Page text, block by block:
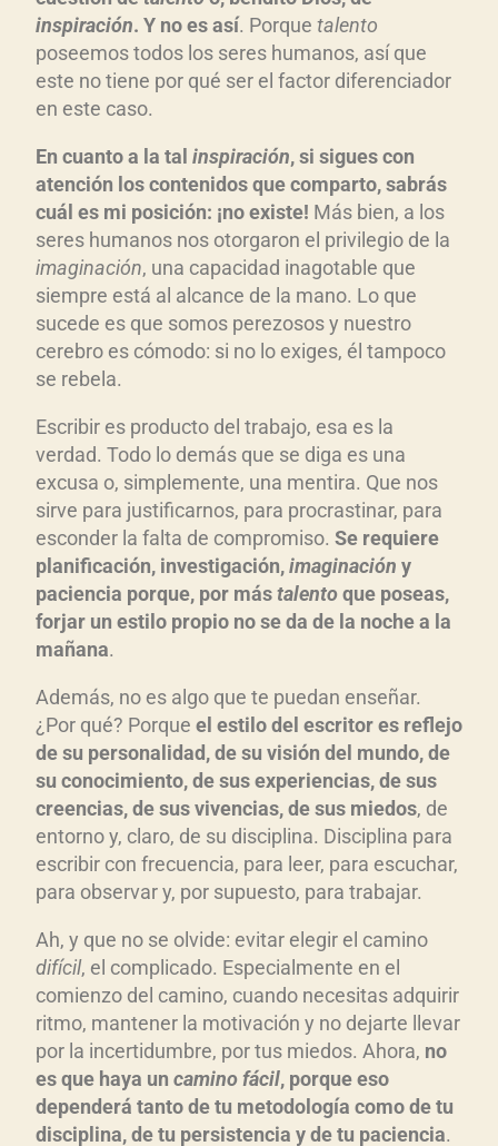
inspiración. Y no es así. Porque talento
poseemos todos los seres humanos, así que
este no tiene por qué ser el factor diferenciador
en este caso.
En cuanto a la tal inspiración, si sigues con
atención los contenidos que comparto, sabrás
cuál es mi posición: ¡no existe! Más bien, a los
seres humanos nos otorgaron el privilegio de la
imaginación, una capacidad inagotable que
siempre está al alcance de la mano. Lo que
sucede es que somos perezosos y nuestro
cerebro es cómodo: si no lo exiges, él tampoco
se rebela.
Escribir es producto del trabajo, esa es la
verdad. Todo lo demás que se diga es una
excusa o, simplemente, una mentira. Que nos
sirve para justificarnos, para procrastinar, para
esconder la falta de compromiso. Se requiere
planificación, investigación,imaginación y
paciencia porque, por mástalentoque poseas,
forjar un estilo propio no se da de la noche a la
mañana.
Además, no es algo que te puedan enseñar.
¿Por qué? Porque el estilo del escritor es reflejo
de su personalidad, de su visión del mundo, de
su conocimiento, de sus experiencias, de sus
creencias, de sus vivencias, de sus miedos, de
entorno y, claro, de su disciplina. Disciplina para
escribir con frecuencia, para leer, para escuchar,
para observar y, por supuesto, para trabajar.
Ah, y que no se olvide: evitar elegir el camino
difícil, el complicado. Especialmente en el
comienzo del camino, cuando necesitas adquirir
ritmo, mantener la motivación y no dejarte llevar
por la incertidumbre, por tus miedos. Ahora, no
es que haya un camino fácil, porque eso
dependerá tanto de tu metodología como de tu
disciplina, de tu persistencia y de tu paciencia.